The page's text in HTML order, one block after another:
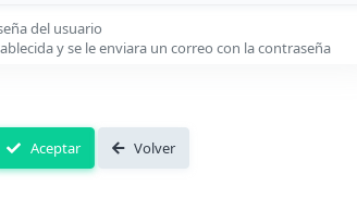
del usuario
y se le enviara un correo con la contraseña
Aceptar Volver